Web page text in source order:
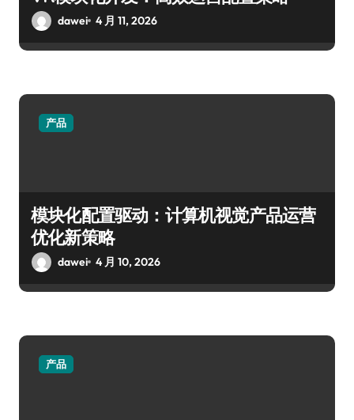
dawei 4 月 11, 2026
产品
模块化配置驱动：计算机视觉产品运营
优化新策略
dawei 4 月 10, 2026
产品